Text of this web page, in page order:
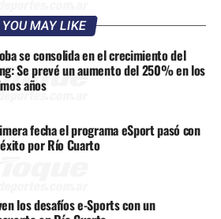
YOU MAY LIKE
se consolida en el crecimiento del
Se prevé un aumento del 250% en los
años
fecha el programa eSport pasó con
por Río Cuarto
los desafíos e-Sports con un